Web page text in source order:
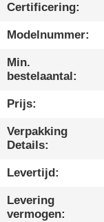
ONS
CHAT
NU
Certificering:
Modelnummer:
Min.
bestelaantal:
Prijs:
Verpakking
Details:
Levertijd:
Levering
vermogen: